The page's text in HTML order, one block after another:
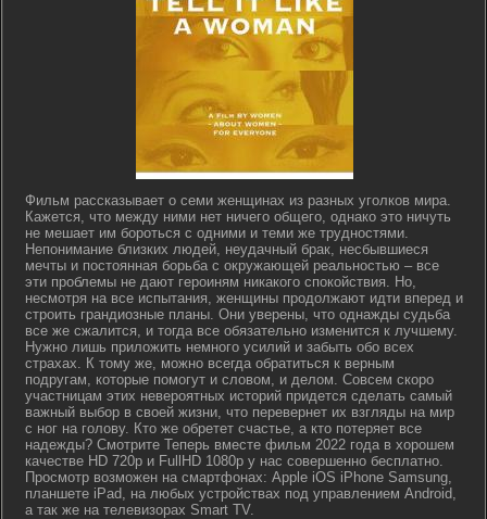
Фильм рассказывает о семи женщинах из разных уголков мира.
Кажется, что между ними нет ничего общего, однако это ничуть
не мешает им бороться с одними и теми же трудностями.
Непонимание близких людей, неудачный брак, несбывшиеся
мечты и постоянная борьба с окружающей реальностью – все
эти проблемы не дают героиням никакого спокойствия. Но,
несмотря на все испытания, женщины продолжают идти вперед и
строить грандиозные планы. Они уверены, что однажды судьба
все же сжалится, и тогда все обязательно изменится к лучшему.
Нужно лишь приложить немного усилий и забыть обо всех
страхах. К тому же, можно всегда обратиться к верным
подругам, которые помогут и словом, и делом. Совсем скоро
участницам этих невероятных историй придется сделать самый
важный выбор в своей жизни, что перевернет их взгляды на мир
с ног на голову. Кто же обретет счастье, а кто потеряет все
надежды? Смотрите Теперь вместе фильм 2022 года в хорошем
качестве HD 720p и FullHD 1080p у нас совершенно бесплатно.
Просмотр возможен на смартфонах: Apple iOS iPhone Samsung,
планшете iPad, на любых устройствах под управлением Android,
а так же на телевизорах Smart TV.